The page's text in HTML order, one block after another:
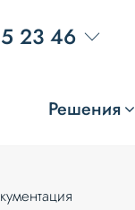
23 46
Решения